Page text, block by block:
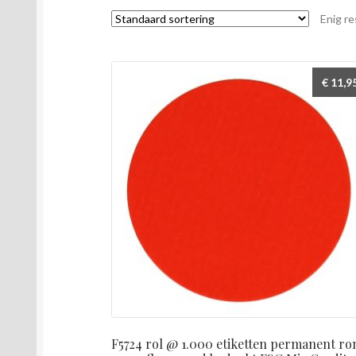
Enig
F5724 rol @ 1.000 etiketten permanent
€